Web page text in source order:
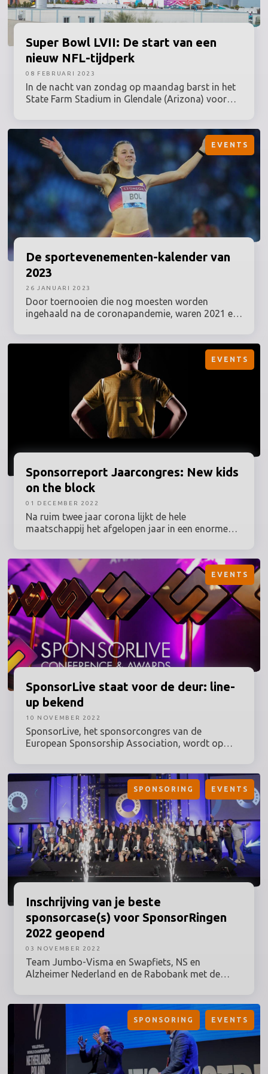
Super Bowl LVII: De start van een
nieuw NFL-tijdperk
In de nacht van zondag op maandag barst in het
State Farm Stadium in Glendale (Arizona) voor
jaar tussen Kansas City Chiefs en Philadelphia
Eagles. In dit artikel bespreken we de belangrijkste
zaken op marketing- en mediagebied van deze
57e editie van het grootste eendaagse
sportevenement ter wereld.
08 FEBRUARI 2023
De sportevenementen-kalender van
2023
Door toernooien die nog moesten worden
ingehaald na de coronapandemie, waren 2021 en
jaar eerder afgewerkt hadden moeten worden,
maar nog altijd wacht ons een meer dan boeiend
sportjaar. De kans op Nederlands succes is
aanwezig, zeker in het schaatsen, wielrennen en
EVENTS
26 JANUARI 2023
Sponsorreport Jaarcongres: New kids
on the block
Na ruim twee jaar corona lijkt de hele
maatschappij het afgelopen jaar in een enorme
op de sponsormarkt? Welke branches en
bedrijven worden de grote financiers van de
toekomst? Op maandag 16 januari staat alles bij
het Sponsorreport Jaarcongres in het teken van
de New kids on the block!
EVENTS
01 DECEMBER 2022
SponsorLive staat voor de deur: line-
up bekend
SponsorLive, het sponsorcongres van de
European Sponsorship Association, wordt op
bekend werden gemaakt, is inmiddels de
complete line-up aangekondigd.
EVENTS
10 NOVEMBER 2022
Inschrijving van je beste
sponsorcase(s) voor SponsorRingen
2022 geopend
Team Jumbo-Visma en Swapfiets, NS en
Alzheimer Nederland en de Rabobank met de
SponsorRingen-editie van 2021. Wie mogen zich
in 2022 in het rijtje met beste sponsorcases
scharen? Sinds 1 november is de inschrijving voor
SponsorRingen editie 2022 geopend!
SPONSORING EVENTS
03 NOVEMBER 2022
SPONSORING EVENTS